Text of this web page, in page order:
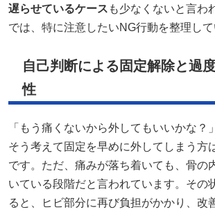
遅らせているケース も少なくないと言わ
では、特に注意したいNG行動を整理して
自己判断による固定解除と過
性
「もう痛くないから外してもいいかな？」
そう考えて固定を早めに外してしまう方
です。ただ、痛みが落ち着いても、骨の
いている段階だと言われています。その
ると、ヒビ部分に再び負担がかかり、改